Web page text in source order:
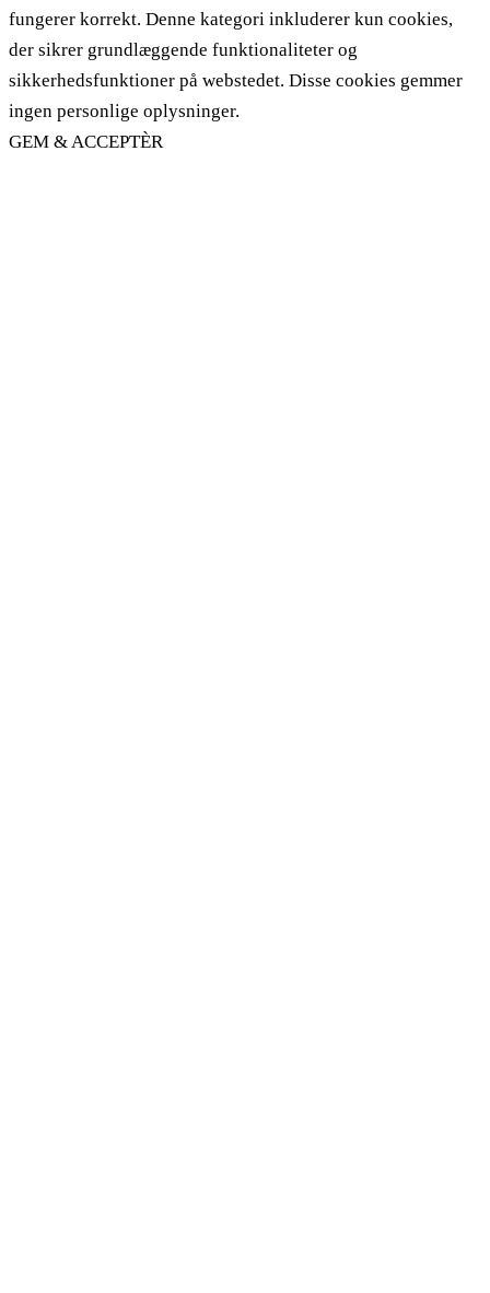
fungerer korrekt. Denne kategori inkluderer kun cookies,
der sikrer grundlæggende funktionaliteter og
sikkerhedsfunktioner på webstedet. Disse cookies gemmer
ingen personlige oplysninger.
GEM & ACCEPTÈR